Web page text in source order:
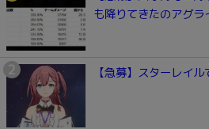
も降りてきたのアグラ
【急募】スターレイ